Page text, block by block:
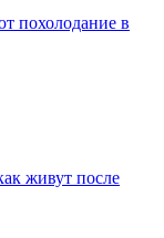
похолодание в
живут после